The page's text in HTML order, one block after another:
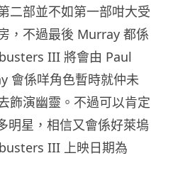
二部並不如第一部咁大受
，不過最後 Murray 都係
III 將會由 Paul
會係咩角色暫時就仲未
飾演幽靈。不過可以肯定
明星，相信又會係好萊塢
III 上映日期為